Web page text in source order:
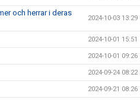
och herrar i deras
2024-10-03 13:29
2024-10-01 15:51
2024-10-01 09:26
2024-09-24 08:22
2024-09-21 08:26